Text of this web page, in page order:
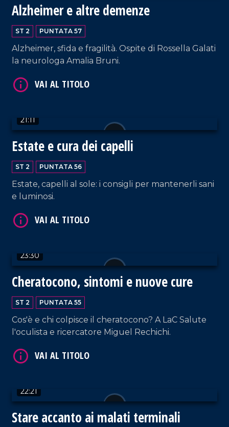
Alzheimer e altre demenze
ST 2 PUNTATA 57
Alzheimer, sfida e fragilità. Ospite di Rossella Galati
la neurologa Amalia Bruni.
21:11
Estate e cura dei capelli
ST 2 PUNTATA 56
Estate, capelli al sole: i consigli per mantenerli sani
e luminosi.
23:30
Cheratocono, sintomi e nuove cure
ST 2 PUNTATA 55
Cos'è e chi colpisce il cheratocono? A LaC Salute
l'oculista e ricercatore Miguel Rechichi.
22:21
Stare accanto ai malati terminali
VAI AL TITOLO
VAI AL TITOLO
VAI AL TITOLO